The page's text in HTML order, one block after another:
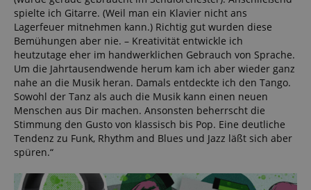
spielte ich Gitarre. (Weil man ein Klavier nicht ans
Lagerfeuer mitnehmen kann.) Richtig gut wurden diese
Bemühungen aber nie. – Kreativität entwickle ich
heutzutage eher im handwerklichen Gebrauch von Sprache.
Um die Jahrtausendwende herum kam ich aber wieder ganz
nahe an die Musik heran. Damals entdeckte ich den Tango.
Sowohl der Tanz als auch die Musik kann einen neuen
Menschen aus Dir machen. Ansonsten beherrscht die
Stimmung den Gusto von klassisch bis Pop. Eine deutliche
Tendenz zu Funk, Rhythm and Blues und Jazz läßt sich aber
spüren.“